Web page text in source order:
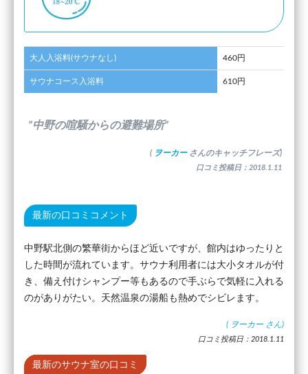
大人入浴料(サウナなし) 460円
サウナコース入浴料 610円
”中野の喧騒からの避難場所”
( ヲーカー さんのキャッチフレーズ)
口コミ投稿日：2018.1.11
最新の口コミコメント
中野駅北側の繁華街からほど近いですが、館内はゆったりと
した時間が流れています。サウナ利用者には大小タオルが付
き、備え付けシャンプー等もあるので手ぶらで気軽に入れる
のがありがたい。天然温泉の湯船も熱めでシビレます。
( ヲーカー さん)
口コミ投稿日：2018.1.11
最新のサウナ室の口コミ